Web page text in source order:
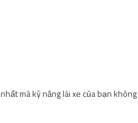
mà kỹ năng lái xe của bạn không